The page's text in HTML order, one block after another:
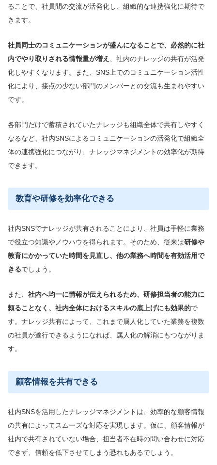
ることで、社員間の交流が活発化し、組織的な連携強化に期待で
きます。
社員同士のコミュニケーションが盛んになることで、必然的に社
内でやり取り される情報量が増え
、社内のナレッジの共有が活発
化しやすくなります。また、SNS上でのコミュニケーション活性
化により、接点の少ない部門のメンバーとの交流も生まれやすい
です。
各部門だけで蓄積されていたナレッジも組織全体で共有しやすく
なるなど、社内SNSによるコミュニケーションの活発化で組織全
体の連携強化につながり、ナレッジマネジメントの効率化が期待
できます。
教育や研修を効率化できる
社内SNSでナレッジが共有されることにより、社員は手軽に業務
で役立つ知識やノウハウを得られます。そのため、従来は研修や
教育にかかっていた時間を見直し、 他の業務へ時間を有効活用で
きるでしょう。
また、 社内へ均一に情報が伝えられるため、研修担当者の能力に
頼ることなく、 社内全体におけるスキルの底上げにも効果的で
す。ナレッジ共有によって、これまで属人化していた業務を複数
の社員が遂行できるようになれば、属人化の解消にもつながりま
す。
顧客情報を共有できる
社内SNSを活用したナレッジマネジメントは、効率的な顧客情報
の共有によってスムーズな対応を実現します。仮に、顧客情報が
社内で共有されていない場合、担当者不在時の問い合わせに対応
できず、信頼を低下させてしまう恐れもあるでしょう。